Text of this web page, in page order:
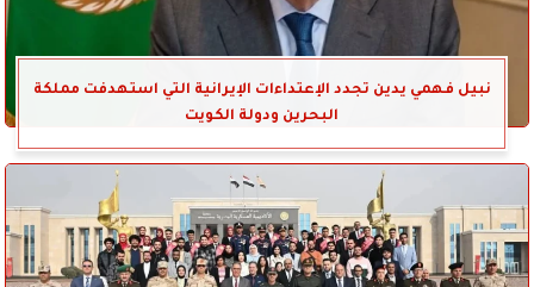
نبيل فهمي يدين تجدد الإعتداءات الإيرانية التي استهدفت مملكة
البحرين ودولة الكويت